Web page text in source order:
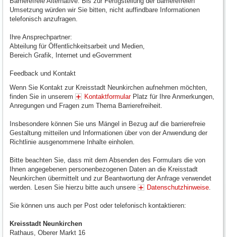
Umsetzung würden wir Sie bitten, nicht auffindbare Informationen
telefonisch anzufragen.
Ihre Ansprechpartner:
Abteilung für Öffentlichkeitsarbeit und Medien,
Bereich Grafik, Internet und eGovernment
Feedback und Kontakt
Wenn Sie Kontakt zur Kreisstadt Neunkirchen aufnehmen möchten,
finden Sie in unserem
Kontaktformular Platz für Ihre Anmerkungen,
Anregungen und Fragen zum Thema Barrierefreiheit.
Insbesondere können Sie uns Mängel in Bezug auf die barrierefreie
Gestaltung mitteilen und Informationen über von der Anwendung der
Richtlinie ausgenommene Inhalte einholen.
Bitte beachten Sie, dass mit dem Absenden des Formulars die von
Ihnen angegebenen personenbezogenen Daten an die Kreisstadt
Neunkirchen übermittelt und zur Beantwortung der Anfrage verwendet
werden. Lesen Sie hierzu bitte auch unsere
Datenschutzhinweise
Sie können uns auch per Post oder telefonisch kontaktieren:
Kreisstadt Neunkirchen
Rathaus, Oberer Markt 16